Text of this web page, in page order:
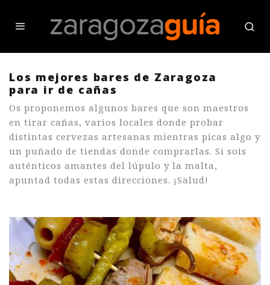
Los mejores bares de Zaragoza
para ir de cañas
Os proponemos algunos bares que son maestros
en tirar cañas, varios locales donde probar
distintas cervezas artesanas mientras picas algo y
un puñado de tiendas donde comprarlas. Si sois
auténticos amantes del lúpulo y la malta,
apuntad todas estas direcciones. ¡Salud!